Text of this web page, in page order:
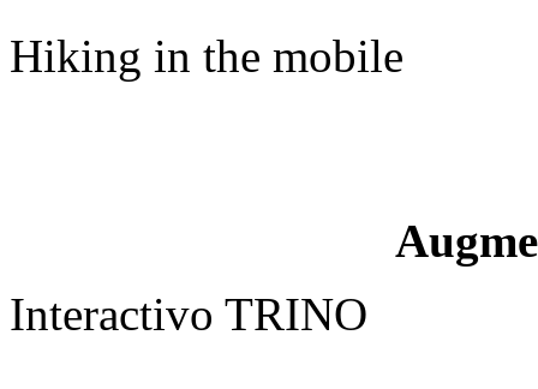
Hiking in the mobile
Interactivo TRINO